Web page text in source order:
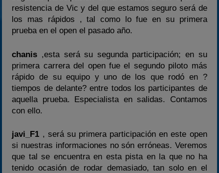
resistencia de Vic y del que estamos seguro será de
los mas rápidos , tal como lo fue en su primera
prueba en el open el pasado año.
chanis ,esta será su segunda participación; en su
primera carrera del open fue el segundo piloto más
rápido de su equipo y uno de los que rodó en ?
tiempos de delante? entre todos los participantes de
aquella prueba. Especialista en salidas. Contamos
con ello.
javi_F1 , será su primera participación en este open
si nuestras informaciones no són erróneas. Veremos
que tal se encuentra en esta pista en la que no ha
tenido ocasión de rodar demasiado, tan solo en el